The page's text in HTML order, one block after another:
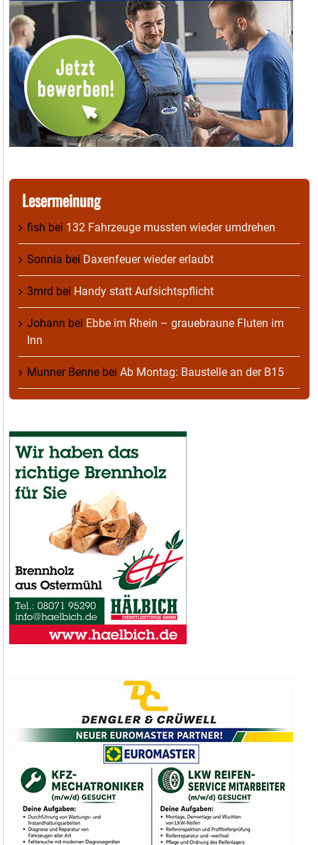
Lesermeinung
fish bei 132 Fahrzeuge mussten wieder umdrehen
Sonnia bei Daxenfeuer wieder erlaubt
3mrd bei Handy statt Aufsichtspflicht
Johann bei Ebbe im Rhein – grauebraune Fluten im
Inn
Munner Benne bei Ab Montag: Baustelle an der B15